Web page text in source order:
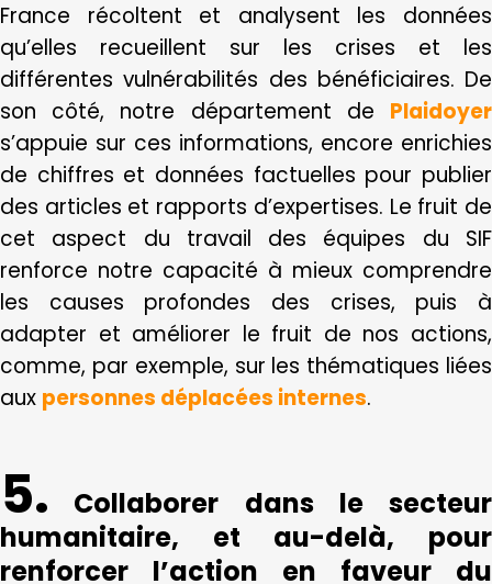
France récoltent et analysent les données
qu’elles recueillent sur les crises et les
différentes vulnérabilités des bénéficiaires. De
son côté, notre département de Plaidoyer
s’appuie sur ces informations, encore enrichies
de chiffres et données factuelles pour publier
des articles et rapports d’expertises. Le fruit de
cet aspect du travail des équipes du SIF
renforce notre capacité à mieux comprendre
les causes profondes des crises, puis à
adapter et améliorer le fruit de nos actions,
comme, par exemple, sur les thématiques liées
aux personnes déplacées internes.
5.
Collaborer dans le secteur
humanitaire, et au-delà, pour
renforcer l’action en faveur du